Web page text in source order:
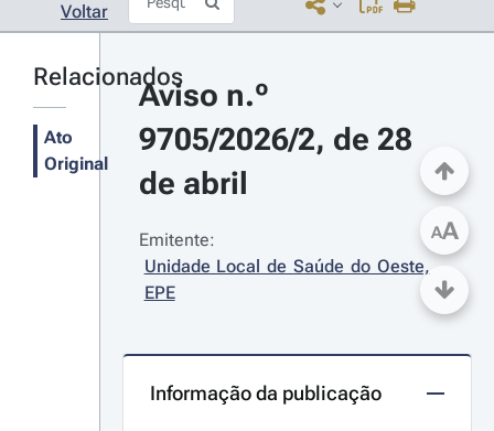
Voltar
Relacionados
Ato
Original
Aviso n.º
9705/2026/2, de 28
de abril
Emitente:
Unidade Local de Saúde do Oeste,
EPE
Informação da publicação
AA